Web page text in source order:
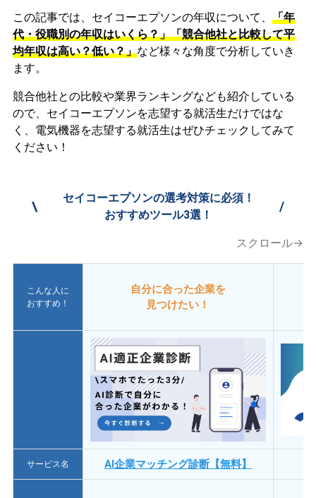
この記事では、セイコーエプソンの年収について、 「年
代・役職別の年収はいくら？」「競合他社と比較して平
均年収は高い？低い？」など様々な角度で分析していき
ます。
競合他社との比較や業界ランキングなども紹介している
ので、セイコーエプソンを志望する就活生だけではな
く、電気機器を志望する就活生はぜひチェックしてみて
ください！
\
セイコーエプソンの選考対策に必須！
おすすめツール3選！
/
スクロール→
こんな人に
おすすめ！
自分に合った企業を
見つけたい！
サービス名 AI企業マッチング診断【無料】